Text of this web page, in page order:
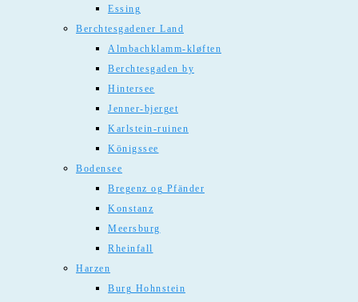
Essing
Berchtesgadener Land
Almbachklamm-kløften
Berchtesgaden by
Hintersee
Jenner-bjerget
Karlstein-ruinen
Königssee
Bodensee
Bregenz og Pfänder
Konstanz
Meersburg
Rheinfall
Harzen
Burg Hohnstein